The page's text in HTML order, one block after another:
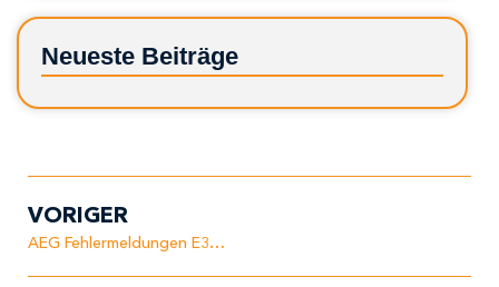
Neueste Beiträge
VORIGER
AEG Fehlermeldungen E30 – Gerät hat Wasser in der Bodenwanne (Leck)